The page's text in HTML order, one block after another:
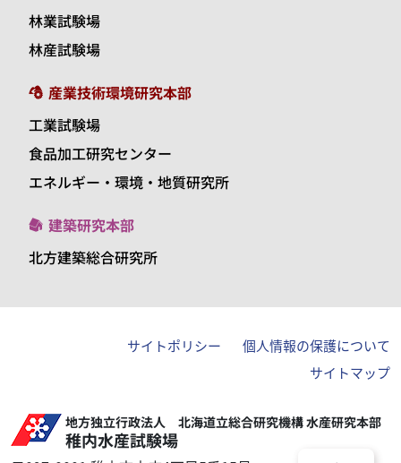
林業試験場
林産試験場
産業技術環境研究本部
工業試験場
食品加工研究センター
エネルギー・環境・地質研究所
建築研究本部
北方建築総合研究所
地方独立行政法人 北海道立総合研究機構 水産研究本部
稚内水産試験場
サイトポリシー
個人情報の保護について
サイトマップ